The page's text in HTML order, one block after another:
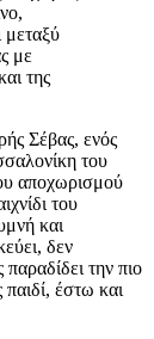
μεταξύ
με
της
Σέβας, ενός
του
αποχωρισμού
του
και
δεν
την πιο
έστω και